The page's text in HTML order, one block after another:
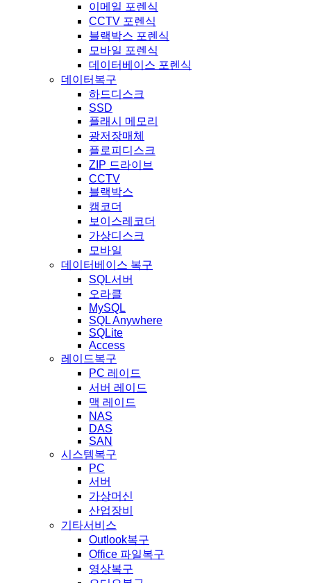
이메일 포렌식
CCTV 포렌식
블랙박스 포렌식
모바일 포렌식
데이터베이스 포렌식
데이터복구
하드디스크
SSD
플래시 메모리
광저장매체
플로피디스크
ZIP 드라이브
CCTV
블랙박스
캠코더
보이스레코더
가상디스크
모바일
데이터베이스 복구
SQL서버
오라클
MySQL
SQL Anywhere
SQLite
Access
레이드복구
PC 레이드
서버 레이드
맥 레이드
NAS
DAS
SAN
시스템복구
PC
서버
가상머신
산업장비
기타서비스
Outlook복구
Office 파일복구
영상복구